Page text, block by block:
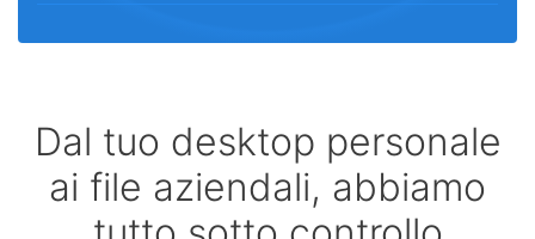
Dal tuo desktop personale
ai file aziendali, abbiamo